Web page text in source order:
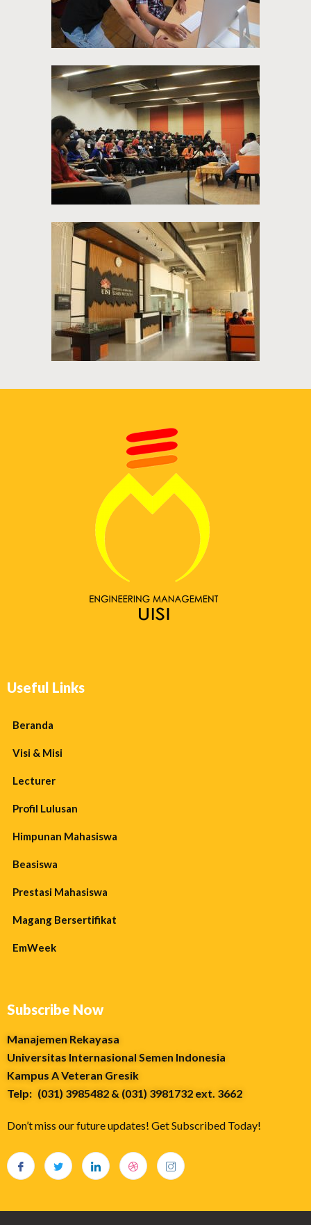
Useful Links
Beranda
Visi & Misi
Lecturer
Profil Lulusan
Himpunan Mahasiswa
Beasiswa
Prestasi Mahasiswa
Magang Bersertifikat
EmWeek
Subscribe Now
Manajemen Rekayasa
Universitas Internasional Semen Indonesia
Kampus A Veteran Gresik
Telp: (031) 3985482 & (031) 3981732 ext. 3662
Don’t miss our future updates! Get Subscribed Today!